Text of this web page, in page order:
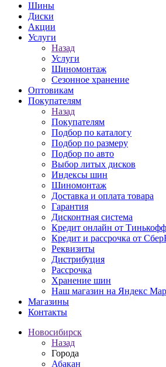
Шины
Диски
Акции
Услуги
Назад
Услуги
Шиномонтаж
Сезонное хранение
Оптовикам
Покупателям
Назад
Покупателям
Подбор по каталогу
Подбор по размеру
Подбор по авто
Выбор литых дисков
Индексы шин
Шиномонтаж
Доставка и оплата товара
Гарантия
Дисконтная система
Кредит онлайн от Тинькофф
Кредит и рассрочка от
Реквизиты
Дистрибуция
Рассрочка
Хранение шин
Наш магазин на Яндекс
Магазины
Контакты
Новосибирск
Назад
Города
Абакан